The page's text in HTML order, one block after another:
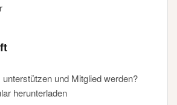
und Mitglied werden?
herunterladen